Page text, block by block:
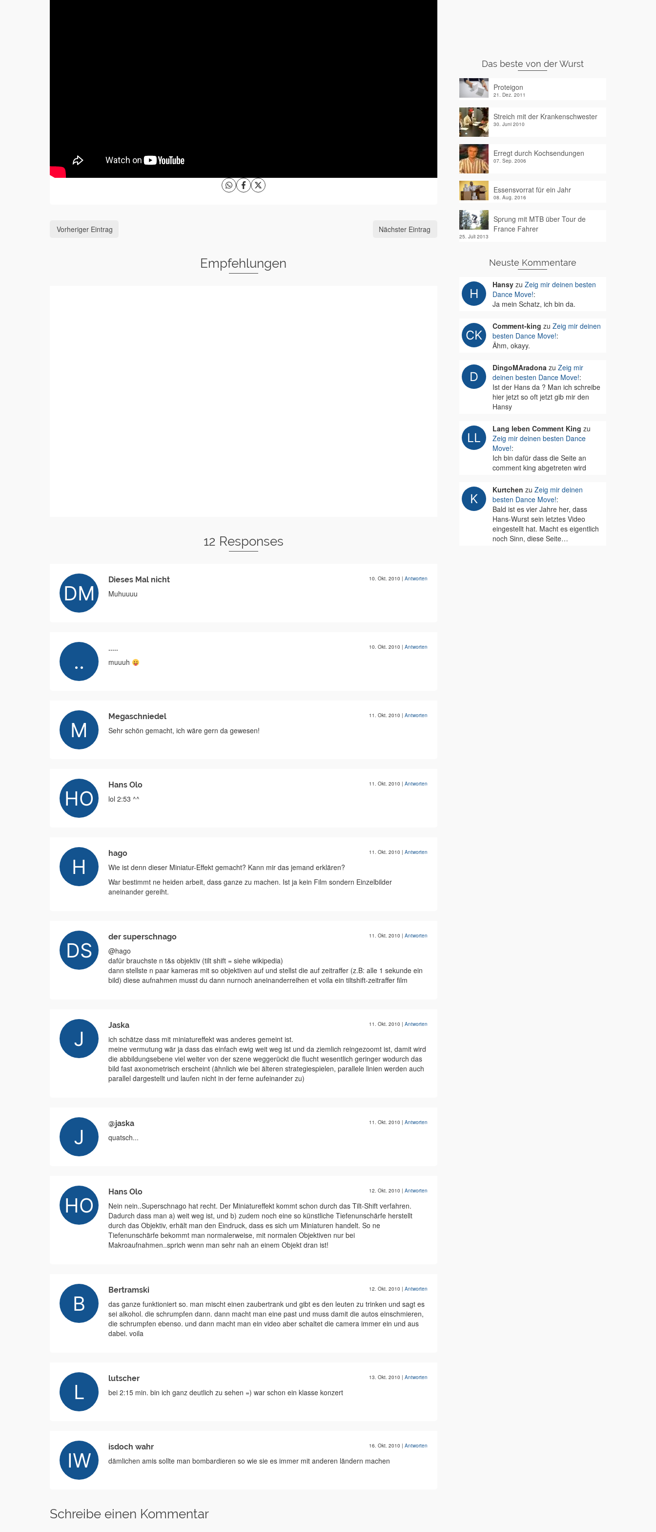
Vorheriger Eintrag Nächster Eintrag
Empfehlungen
12 Responses
Dieses Mal nicht 10. Okt. 2010 | Antworten
Muhuuuu
..... 10. Okt. 2010 | Antworten
muuuh
Megaschniedel 11. Okt. 2010 | Antworten
Sehr schön gemacht, ich wäre gern da gewesen!
Hans Olo 11. Okt. 2010 | Antworten
lol 2:53 ^^
hago 11. Okt. 2010 | Antworten
Wie ist denn dieser Miniatur-Effekt gemacht? Kann mir das jemand erklären?
War bestimmt ne heiden arbeit, dass ganze zu machen. Ist ja kein Film sondern Einzelbilder
aneinander gereiht.
der superschnago 11. Okt. 2010 | Antworten
@hago
dafür brauchste n t&s objektiv (tilt shift = siehe wikipedia)
dann stellste n paar kameras mit so objektiven auf und stellst die auf zeitraffer (z.B: alle 1 sekunde ein
bild) diese aufnahmen musst du dann nurnoch aneinanderreihen et voila ein tiltshift-zeitraffer film
Jaska 11. Okt. 2010 | Antworten
ich schätze dass mit miniatureffekt was anderes gemeint ist.
meine vermutung wär ja dass das einfach ewig weit weg ist und da ziemlich reingezoomt ist, damit wird
die abbildungsebene viel weiter von der szene weggerückt die flucht wesentlich geringer wodurch das
bild fast axonometrisch erscheint (ähnlich wie bei älteren strategiespielen, parallele linien werden auch
parallel dargestellt und laufen nicht in der ferne aufeinander zu)
@jaska 11. Okt. 2010 | Antworten
quatsch...
Hans Olo 12. Okt. 2010 | Antworten
Nein nein..Superschnago hat recht. Der Miniatureffekt kommt schon durch das Tilt-Shift verfahren.
Dadurch dass man a) weit weg ist, und b) zudem noch eine so künstliche Tiefenunschärfe herstellt
durch das Objektiv, erhält man den Eindruck, dass es sich um Miniaturen handelt. So ne
Tiefenunschärfe bekommt man normalerweise, mit normalen Objektiven nur bei
Makroaufnahmen..sprich wenn man sehr nah an einem Objekt dran ist!
Bertramski 12. Okt. 2010 | Antworten
das ganze funktioniert so. man mischt einen zaubertrank und gibt es den leuten zu trinken und sagt es
sei alkohol. die schrumpfen dann. dann macht man eine past und muss damit die autos einschmieren,
die schrumpfen ebenso. und dann macht man ein video aber schaltet die camera immer ein und aus
dabei. voila
lutscher 13. Okt. 2010 | Antworten
bei 2:15 min. bin ich ganz deutlich zu sehen =) war schon ein klasse konzert
isdoch wahr 16. Okt. 2010 | Antworten
dämlichen amis sollte man bombardieren so wie sie es immer mit anderen ländern machen
Schreibe einen Kommentar
Das beste von der Wurst
Proteigon
21. Dez. 2011
Streich mit der Krankenschwester
30. Juni 2010
Erregt durch Kochsendungen
07. Sep. 2006
Essensvorrat für ein Jahr
08. Aug. 2016
Sprung mit MTB über Tour de
France Fahrer
25. Juli 2013
Neuste Kommentare
Hansyzu Zeig mir deinen besten
Dance Move!:
Ja mein Schatz, ich bin da.
Comment-king zu Zeig mir deinen
besten Dance Move!:
Ähm, okayy.
DingoMAradonazu Zeig mir
deinen besten Dance Move!:
Ist der Hans da ? Man ich schreibe
hier jetzt so oft jetzt gib mir den
Hansy
Lang leben Comment King zu
Zeig mir deinen besten Dance
Move!:
Ich bin dafür dass die Seite an
comment king abgetreten wird
Kurtchen zu Zeig mir deinen
besten Dance Move!:
Bald ist es vier Jahre her, dass
Hans-Wurst sein letztes Video
eingestellt hat. Macht es eigentlich
noch Sinn, diese Seite…